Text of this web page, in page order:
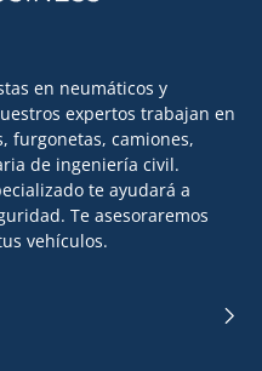
en neumáticos y
expertos trabajan en
furgonetas, camiones,
de ingeniería civil.
te ayudará a
Te asesoraremos
vehículos.